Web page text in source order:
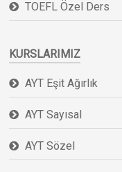
TOEFL Özel Ders
KURSLARIMIZ
AYT Eşit Ağırlık
AYT Sayısal
AYT Sözel